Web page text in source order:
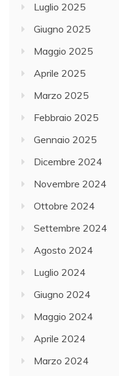
Luglio 2025
Giugno 2025
Maggio 2025
Aprile 2025
Marzo 2025
Febbraio 2025
Gennaio 2025
Dicembre 2024
Novembre 2024
Ottobre 2024
Settembre 2024
Agosto 2024
Luglio 2024
Giugno 2024
Maggio 2024
Aprile 2024
Marzo 2024